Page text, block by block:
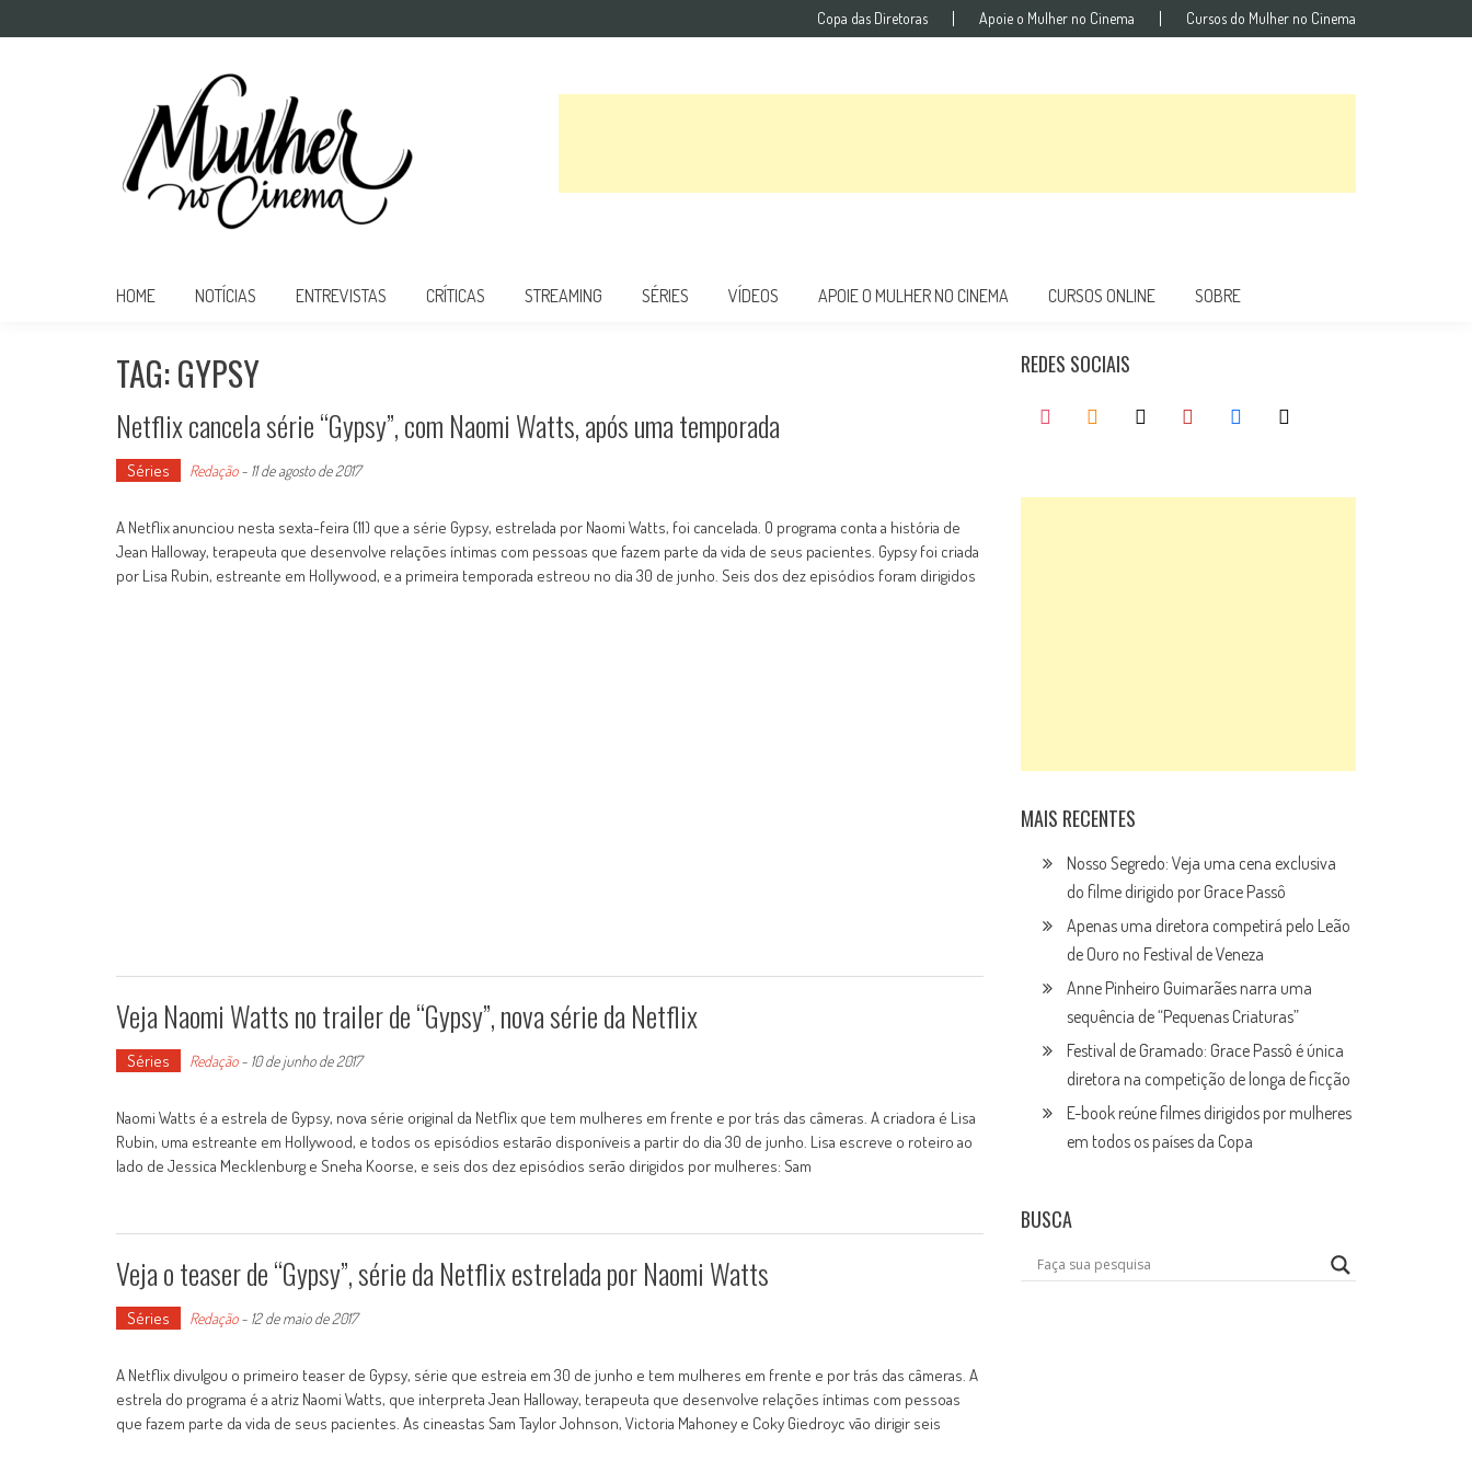
Copa das Diretoras Apoie o Mulher no Cinema Cursos do Mulher no Cinema
HOME NOTÍCIAS ENTREVISTAS CRÍTICAS STREAMING SÉRIES VÍDEOS APOIE O MULHER NO CINEMA CURSOS ONLINE SOBRE
TAG: GYPSY
Netflix cancela série “Gypsy”, com Naomi Watts, após uma temporada
Séries Redação- 11 de agosto de 2017
A Netflix anunciou nesta sexta-feira (11) que a série Gypsy, estrelada por Naomi Watts, foi cancelada. O programa conta a história de
Jean Halloway, terapeuta que desenvolve relações íntimas com pessoas que fazem parte da vida de seus pacientes. Gypsy foi criada
por Lisa Rubin, estreante em Hollywood, e a primeira temporada estreou no dia 30 de junho. Seis dos dez episódios foram dirigidos
Veja Naomi Watts no trailer de “Gypsy”, nova série da Netflix
Séries Redação- 10 de junho de 2017
Naomi Watts é a estrela de Gypsy, nova série original da Netflix que tem mulheres em frente e por trás das câmeras. A criadora é Lisa
Rubin, uma estreante em Hollywood, e todos os episódios estarão disponíveis a partir do dia 30 de junho. Lisa escreve o roteiro ao
lado de Jessica Mecklenburg e Sneha Koorse, e seis dos dez episódios serão dirigidos por mulheres: Sam
Veja o teaser de “Gypsy”, série da Netflix estrelada por Naomi Watts
Séries Redação- 12 de maio de 2017
A Netflix divulgou o primeiro teaser de Gypsy, série que estreia em 30 de junho e tem mulheres em frente e por trás das câmeras. A
estrela do programa é a atriz Naomi Watts, que interpreta Jean Halloway, terapeuta que desenvolve relações íntimas com pessoas
que fazem parte da vida de seus pacientes. As cineastas Sam Taylor Johnson, Victoria Mahoney e Coky Giedroyc vão dirigir seis
REDES SOCIAIS
MAIS RECENTES
Nosso Segredo: Veja uma cena exclusiva
do filme dirigido por Grace Passô
Apenas uma diretora competirá pelo Leão
de Ouro no Festival de Veneza
Anne Pinheiro Guimarães narra uma
sequência de “Pequenas Criaturas”
Festival de Gramado: Grace Passô é única
diretora na competição de longa de ficção
E-book reúne filmes dirigidos por mulheres
em todos os países da Copa
BUSCA